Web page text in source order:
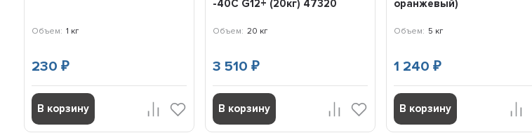
Объем: 1 кг
230₽
В корзину
-40С G12+ (20кг) 47320
Объем: 20 кг
3 510₽
В корзину
оранжевый)
Объем: 5 кг
1 240₽
В корзину